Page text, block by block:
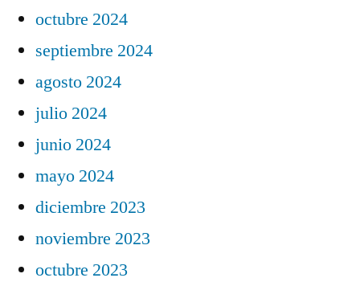
octubre 2024
septiembre 2024
agosto 2024
julio 2024
junio 2024
mayo 2024
diciembre 2023
noviembre 2023
octubre 2023